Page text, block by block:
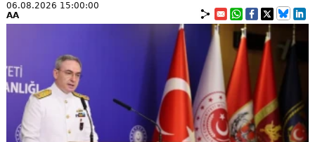
06.08.2026 15:00:00
AA